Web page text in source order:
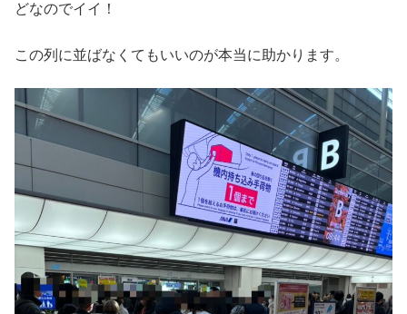
どなのでイイ！
この列に並ばなくてもいいのが本当に助かります。